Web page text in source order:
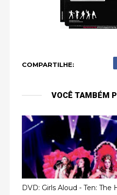
COMPARTILHE:
VOCÊ TAMBÉM
DVD: Girls Aloud - Ten: The